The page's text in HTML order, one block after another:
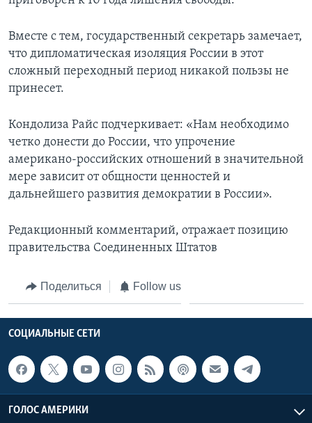
Вместе с тем, государственный секретарь замечает,
что дипломатическая изоляция России в этот
сложный переходный период никакой пользы не
принесет.
Кондолиза Райс подчеркивает: «Нам необходимо
четко донести до России, что упрочение
американо-российских отношений в значительной
мере зависит от общности ценностей и
дальнейшего развития демократии в России».
Редакционный комментарий, отражает позицию
правительства Соединенных Штатов
Поделиться Follow us
СОЦИАЛЬНЫЕ СЕТИ
ГОЛОС АМЕРИКИ